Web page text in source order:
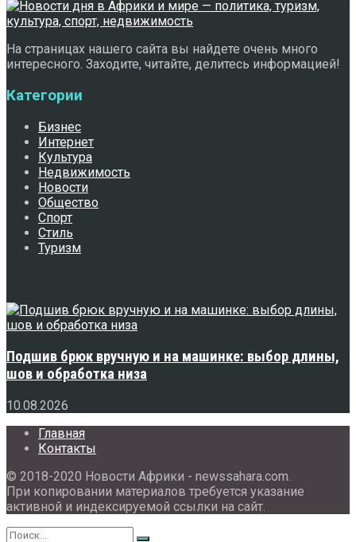
На страницах нашего сайта вы найдете очень много
интересного. Заходите, читайте, делитесь информацией!
Категории
Бизнес
Интернет
Культура
Недвижимость
Новости
Общество
Спорт
Стиль
Туризм
Подшив брюк вручную и на машинке: выбор длины,
шов и обработка низа
10.08.2026
Главная
Контакты
© 2018-2020 Новости Африки - newssahara.com.
При копировании материалов требуется указание
активной и индексируемой ссылки на сайт.